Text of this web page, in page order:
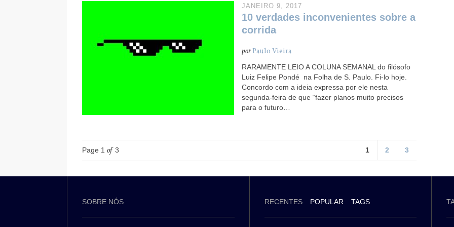
JANEIRO 9, 2017
10 verdades inconvenientes sobre a
corrida
porPaulo Vieira
RARAMENTE LEIO A COLUNA SEMANAL do filósofo
Luiz Felipe Pondé na Folha de S. Paulo. Fi-lo hoje.
Concordo com a ideia expressa por ele nesta
segunda-feira de que “fazer planos muito precisos
para o futuro…
Page 1 of3 1 2 3
SOBRE NÓS RECENTES POPULAR TAGS